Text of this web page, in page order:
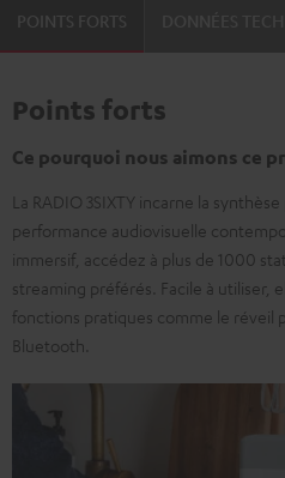
POINTS FORTS
Points forts
Ce pourquoi nous aimons ce
La RADIO 3SIXTY incarne la
performance audiovisuelle
immersif, accédez à plus de 1000
streaming préférés. Facile à utiliser,
fonctions pratiques comme le réveil
Bluetooth.